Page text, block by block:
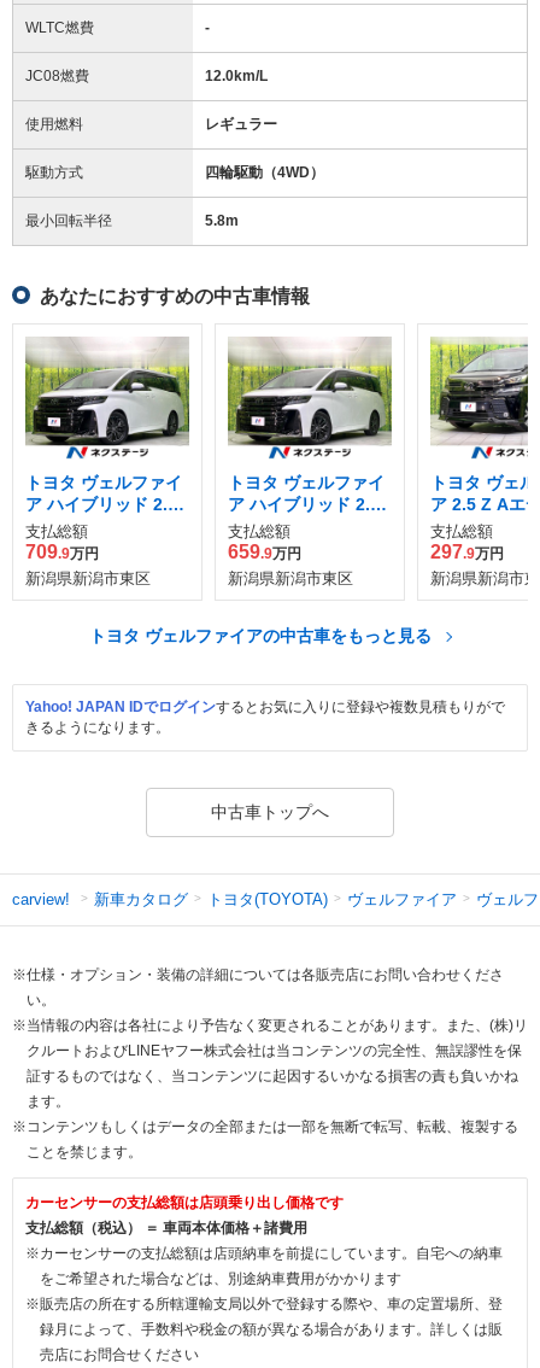
WLTC燃費 -
JC08燃費 12.0km/L
使用燃料 レギュラー
駆動方式 四輪駆動（4WD）
最小回転半径 5.8m
あなたにおすすめの中古車情報
トヨタ ヴェルファイ
ア ハイブリッド 2.5
Zプレミア E-Four 4
WD
支払総額
709.9万円
新潟県新潟市東区
トヨタ ヴェルファイ
ア ハイブリッド 2.5
Zプレミア E-Four 4
WD
支払総額
659.9万円
新潟県新潟市東区
トヨタ ヴェ
ア 2.5 Z Aエ
ン ゴールデ
支払総額
297.9万円
新潟県新潟市
トヨタ ヴェルファイアの中古車をもっと見る
Yahoo! JAPAN IDでログインするとお気に入りに登録や複数見積もりがで
きるようになります。
中古車トップへ
carview! 新車カタログ トヨタ(TOYOTA) ヴェルファイア ヴェル
※仕様・オプション・装備の詳細については各販売店にお問い合わせくださ
い。
※当情報の内容は各社により予告なく変更されることがあります。また、(株)リ
クルートおよびLINEヤフー株式会社は当コンテンツの完全性、無誤謬性を保
証するものではなく、当コンテンツに起因するいかなる損害の責も負いかね
ます。
※コンテンツもしくはデータの全部または一部を無断で転写、転載、複製する
ことを禁じます。
カーセンサーの支払総額は店頭乗り出し価格です
支払総額（税込） ＝ 車両本体価格＋諸費用
※カーセンサーの支払総額は店頭納車を前提にしています。自宅への納車
をご希望された場合などは、別途納車費用がかかります
※販売店の所在する所轄運輸支局以外で登録する際や、車の定置場所、登
録月によって、手数料や税金の額が異なる場合があります。詳しくは販
売店にお問合せください